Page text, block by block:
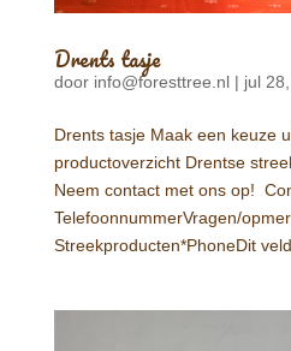
Drents tasje
door info@foresttree.nl| jul
Drents tasje Maak een keuze
productoverzicht Drentse
Neem contact met ons op!
TelefoonnummerVragen/
Streekproducten*PhoneDit